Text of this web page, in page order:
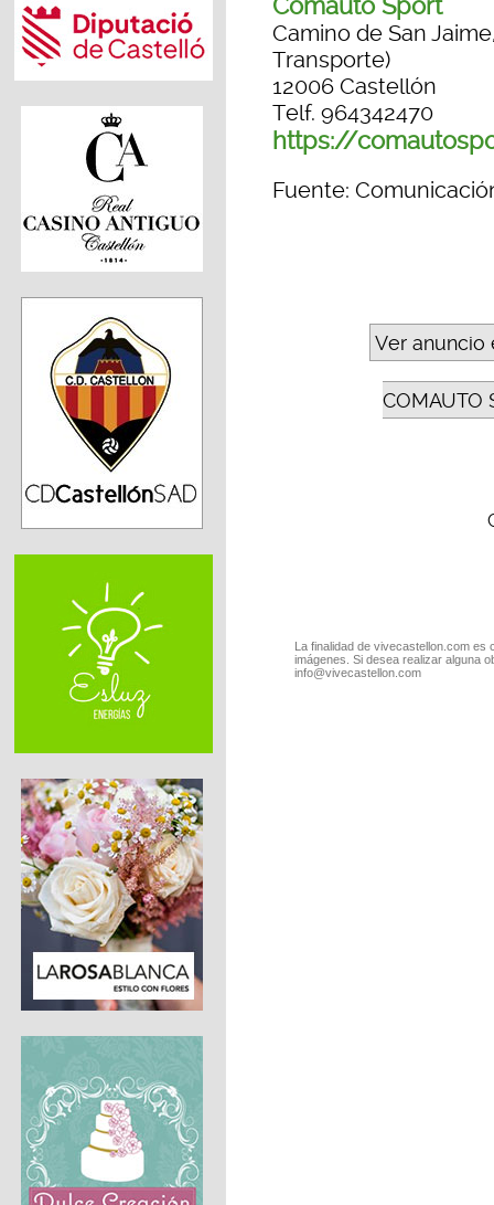
Comauto Sport
Camino de San
Transporte)
12006 Castellón
Telf. 964342470
https://
Fuente:
Ver anuncio
COMAUTO
La finalidad de vivecastellon.com
imágenes. Si desea realizar alguna
info@vivecastellon.com